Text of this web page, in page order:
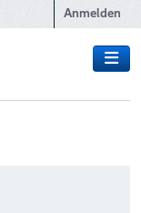
Anmelden